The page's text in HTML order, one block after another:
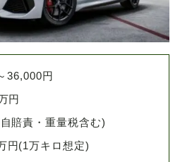
36,000円
円
賠責・重量税含む)
円(1万キロ想定)